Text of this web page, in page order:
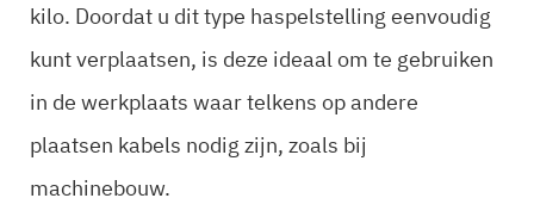
kilo. Doordat u dit type haspelstelling eenvoudig
kunt verplaatsen, is deze ideaal om te gebruiken
in de werkplaats waar telkens op andere
plaatsen kabels nodig zijn, zoals bij
machinebouw.